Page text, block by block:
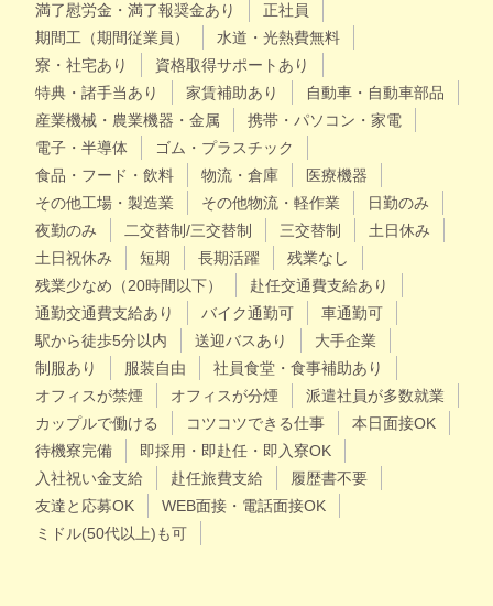
満了慰労金・満了報奨金あり
正社員
期間工（期間従業員）
水道・光熱費無料
寮・社宅あり
資格取得サポートあり
特典・諸手当あり
家賃補助あり
自動車・自動車部品
産業機械・農業機器・金属
携帯・パソコン・家電
電子・半導体
ゴム・プラスチック
食品・フード・飲料
物流・倉庫
医療機器
その他工場・製造業
その他物流・軽作業
日勤のみ
夜勤のみ
二交替制/三交替制 三交替制
土日休み
土日祝休み
短期 長期活躍
残業なし
残業少なめ（20時間以下）
赴任交通費支給あり
通勤交通費支給あり
バイク通勤可
車通勤可
駅から徒歩5分以内
送迎バスあり
大手企業
制服あり
服装自由
社員食堂・食事補助あり
オフィスが禁煙
オフィスが分煙
派遣社員が多数就業
カップルで働ける
コツコツできる仕事
本日面接OK
待機寮完備
即採用・即赴任・即入寮OK
入社祝い金支給
赴任旅費支給
履歴書不要
友達と応募OK
WEB面接・電話面接OK
ミドル(50代以上)も可